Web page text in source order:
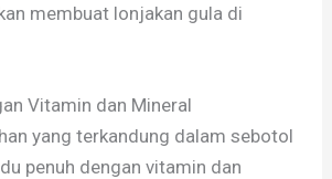
membuat lonjakan gula di
Vitamin dan Mineral
yang terkandung dalam sebotol
penuh dengan vitamin dan